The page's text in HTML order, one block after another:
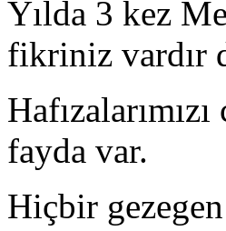
Yılda 3 kez
fikriniz vardır
fayda var.
Hiçbir gezegen